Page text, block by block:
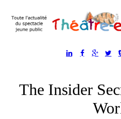
The Insider